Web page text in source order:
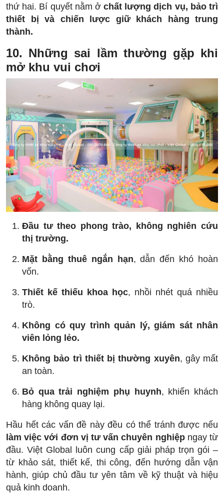
thứ hai. Bí quyết nằm ởchất lượng dịch vụ, bảo trì
thiết bị và chiến lược giữ khách hàng trung
thành.
10. Những sai lầm thường gặp khi
mở khu vui chơi
Đầu tư theo phong trào, không nghiên cứu
thị trường.
Mặt bằng thuê ngắn hạn, dẫn đến khó hoàn
vốn.
Thiết kế thiếu khoa học, nhồi nhét quá nhiều
trò.
Không có quy trình quản lý, giám sát nhân
viên lỏng lẻo.
Không bảo trì thiết bị thường xuyên, gây mất
an toàn.
Bỏ qua trải nghiệm phụ huynh, khiến khách
hàng không quay lại.
Hầu hết các vấn đề này đều có thể tránh được nếu
làm việc với đơn vị tư vấn chuyên nghiệpngay từ
đầu. Việt Global luôn cung cấp giải pháp trọn gói –
từ khảo sát, thiết kế, thi công, đến hướng dẫn vận
hành, giúp chủ đầu tư yên tâm về kỹ thuật và hiệu
quả kinh doanh.